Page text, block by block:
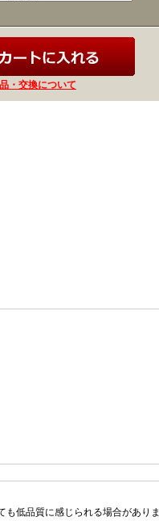
・交換について
低品質に感じられる場合がありま